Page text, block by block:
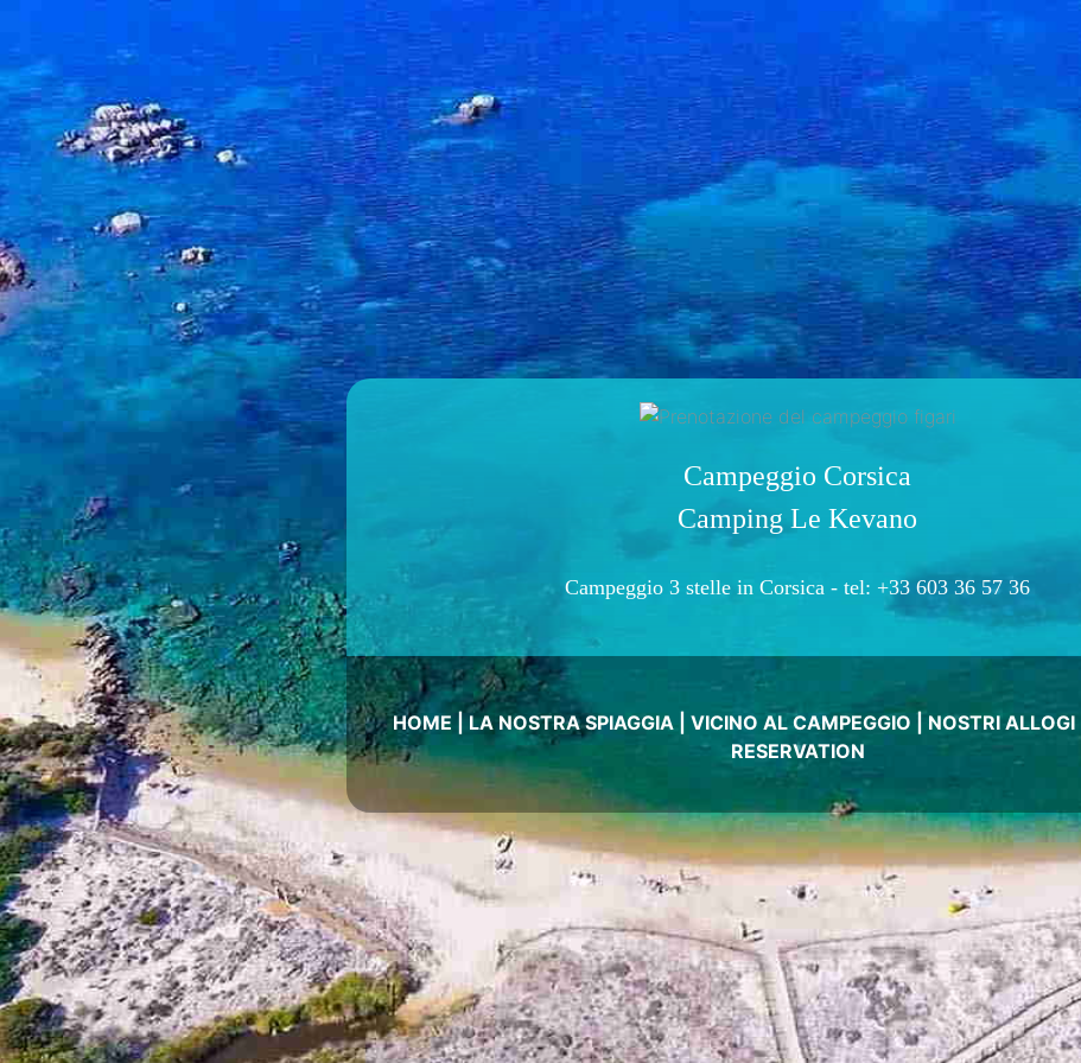
Campeggio Corsica
Camping Le Kevano
Campeggio 3 stelle in Corsica - tel: +33 603 36 57 36
HOME |LA NOSTRA SPIAGGIA| VICINO AL CAMPEGGIO NOSTRI ALLOGI|
RESERVATION